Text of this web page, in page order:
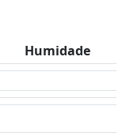
Humidade